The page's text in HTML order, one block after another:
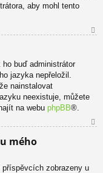
aby mohl tento
buď administrátor
jazyka nepřeložil.
nainstalovat
neexistuje, můžete
na webu phpBB®.
u
mého
zobrazeny u